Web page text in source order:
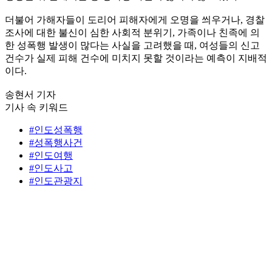
더불어 가해자들이 도리어 피해자에게 오명을 씌우거나, 경찰
조사에 대한 불신이 심한 사회적 분위기, 가족이나 친족에 의
한 성폭행 발생이 많다는 사실을 고려했을 때, 여성들의 신고
건수가 실제 피해 건수에 미치지 못할 것이라는 예측이 지배적
이다.
송현서 기자
기사 속 키워드
#인도성폭행
#성폭행사건
#인도여행
#인도사고
#인도관광지